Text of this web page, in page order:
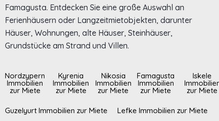
Famagusta. Entdecken Sie eine große Auswahl an
Ferienhäusern oder Langzeitmietobjekten, darunter
Häuser, Wohnungen, alte Häuser, Steinhäuser,
Grundstücke am Strand und Villen.
Nordzypern
Immobilien
zur Miete
Kyrenia
Immobilien
zur Miete
Nikosia
Immobilien
zur Miete
Famagusta
Immobilien
zur Miete
Iskele
zur Miete
Guzelyurt Immobilien zur Miete Lefke Immobilien zur Miete